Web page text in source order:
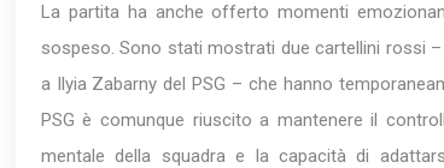
La partita ha anche offerto momenti
sospeso. Sono stati mostrati due cartellini rossi
a Ilyia Zabarny del PSG – che hanno
PSG è comunque riuscito a mantenere il
mentale della squadra e la capacità di